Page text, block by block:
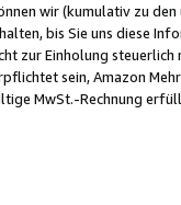
wir (kumulativ zu
bis Sie uns diese
zur Einholung
sein, Amazon
MwSt.-Rechnung